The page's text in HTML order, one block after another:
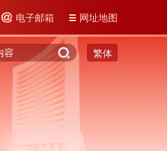
电子邮箱 网址地图
繁体